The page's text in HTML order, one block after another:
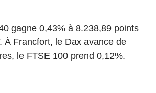
gagne 0,43% à 8.238,89 points
À Francfort, le Dax avance de
le FTSE 100 prend 0,12%.